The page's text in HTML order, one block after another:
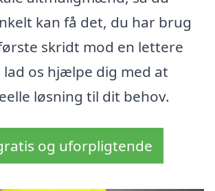
kan få det, du har brug
skridt mod en lettere
os hjælpe dig med at
løsning til dit behov.
og uforpligtende